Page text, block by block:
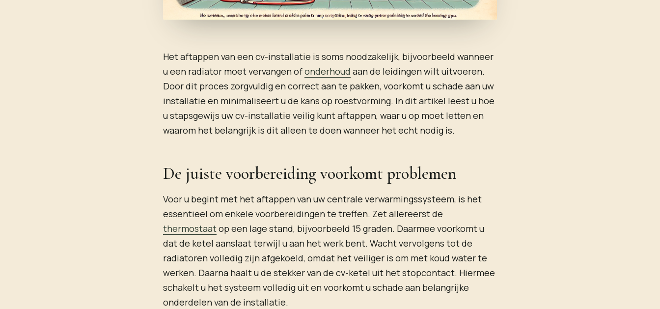
Het aftappen van een cv-installatie is soms noodzakelijk, bijvoorbeeld wanneer
u een radiator moet vervangen ofonderhoud aan de leidingen wilt uitvoeren.
Door dit proces zorgvuldig en correct aan te pakken, voorkomt u schade aan uw
installatie en minimaliseert u de kans op roestvorming. In dit artikel leest u hoe
u stapsgewijs uw cv-installatie veilig kunt aftappen, waar u op moet letten en
waarom het belangrijk is dit alleen te doen wanneer het echt nodig is.
De juiste voorbereiding voorkomt problemen
Voor u begint met het aftappen van uw centrale verwarmingssysteem, is het
essentieel om enkele voorbereidingen te treffen. Zet allereerst de
thermostaatop een lage stand, bijvoorbeeld 15 graden. Daarmee voorkomt u
dat de ketel aanslaat terwijl u aan het werk bent. Wacht vervolgens tot de
radiatoren volledig zijn afgekoeld, omdat het veiliger is om met koud water te
werken. Daarna haalt u de stekker van de cv-ketel uit het stopcontact. Hiermee
schakelt u het systeem volledig uit en voorkomt u schade aan belangrijke
onderdelen van de installatie.